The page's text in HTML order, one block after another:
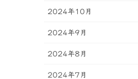
2024年10月
2024年9月
2024年8月
2024年7月